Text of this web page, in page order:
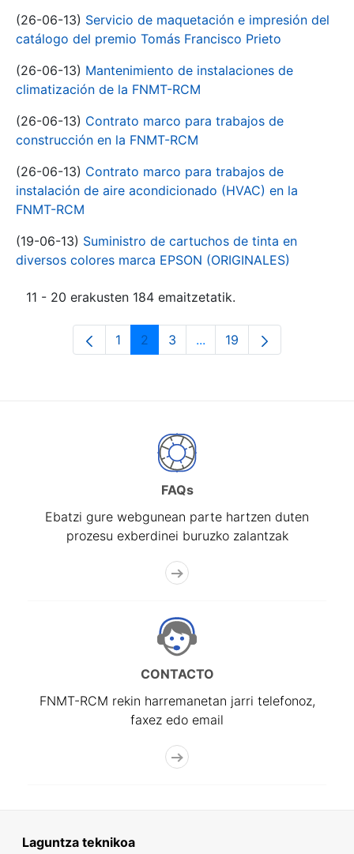
(26-06-13) Servicio de maquetación e impresión del
catálogo del premio Tomás Francisco Prieto
(26-06-13) Mantenimiento de instalaciones de
climatización de la FNMT-RCM
(26-06-13) Contrato marco para trabajos de
construcción en la FNMT-RCM
(26-06-13) Contrato marco para trabajos de
instalación de aire acondicionado (HVAC) en la
FNMT-RCM
(19-06-13) Suministro de cartuchos de tinta en
diversos colores marca EPSON (ORIGINALES)
11 - 20 erakusten 184 emaitzetatik.
Orrialdea
1 Orrialdea
2 Orrialdea
3 ...Intermediate Pages Use
Orrialdea
19
FAQs
Ebatzi gure webgunean parte hartzen duten
prozesu exberdinei buruzko zalantzak
CONTACTO
FNMT-RCM rekin harremanetan jarri telefonoz,
faxez edo email
Laguntza teknikoa